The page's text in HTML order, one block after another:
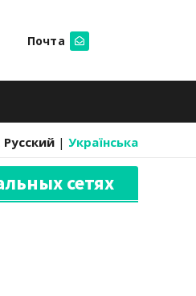
Почта
Русский | Українська
сетях